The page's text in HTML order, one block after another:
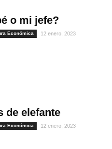
o mi jefe?
Económica 12 enero, 2023
de elefante
Económica 12 enero, 2023